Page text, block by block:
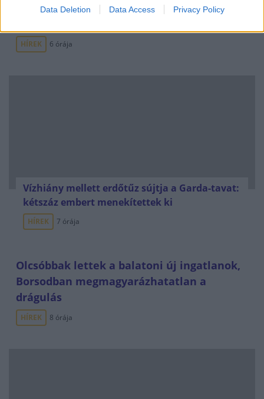
Data Deletion Data Access Privacy Policy
Azonosítatlan drón robbant fel a Transz-
HÍREK 6 órája
Vízhiány mellett erdőtűz sújtja a Garda-tavat:
kétszáz embert menekítettek ki
HÍREK 7 órája
Olcsóbbak lettek a balatoni új ingatlanok,
Borsodban megmagyarázhatatlan a
drágulás
HÍREK 8 órája